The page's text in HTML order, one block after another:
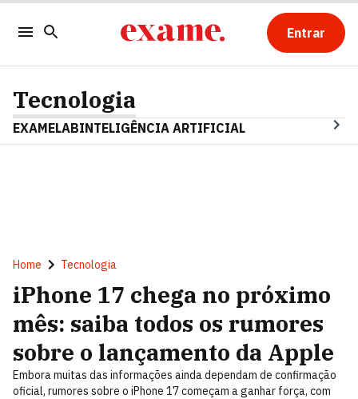
Entrar
Tecnologia
EXAMELABINTELIGÊNCIA ARTIFICIAL
Home Tecnologia
iPhone 17 chega no próximo
mês: saiba todos os rumores
sobre o lançamento da Apple
Embora muitas das informações ainda dependam de confirmação
oficial, rumores sobre o iPhone 17 começam a ganhar força, com